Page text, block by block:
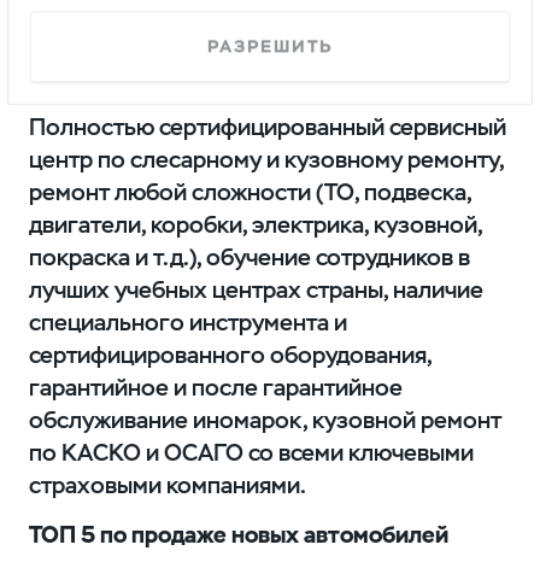
очередной раз доказывает надежность и
Полностью сертифицированный сервисный
центр по слесарному и кузовному ремонту,
ремонт любой сложности (ТО, подвеска,
двигатели, коробки, электрика, кузовной,
покраска и т.д.), обучение сотрудников в
лучших учебных центрах страны, наличие
специального инструмента и
сертифицированного оборудования,
гарантийное и после гарантийное
обслуживание иномарок, кузовной ремонт
по КАСКО и ОСАГО со всеми ключевыми
страховыми компаниями.
ТОП 5 по продаже новых автомобилей
РАЗРЕШИТЬ